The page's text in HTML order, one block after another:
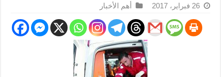
26 فبراير، 2017 أهم الأخبار